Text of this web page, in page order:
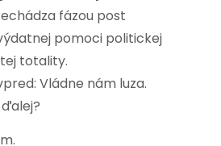
fázou post
pomoci politickej
totality.
Vládne nám luza.